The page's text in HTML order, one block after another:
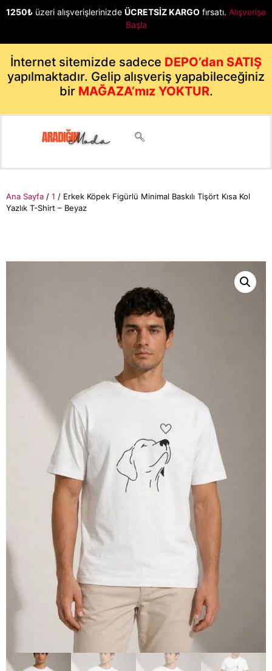
1250₺ üzeri alışverişlerinizde ÜCRETSİZ KARGO fırsatı. Alışverişe
Başla
İnternet sitemizde sadece DEPO’dan SATIŞ
yapılmaktadır. Gelip alışveriş yapabileceğiniz
bir MAĞAZA’mız YOKTUR.
Ana Sayfa / 1 / Erkek Köpek Figürlü Minimal Baskılı Tişört Kısa Kol
Yazlık T-Shirt – Beyaz